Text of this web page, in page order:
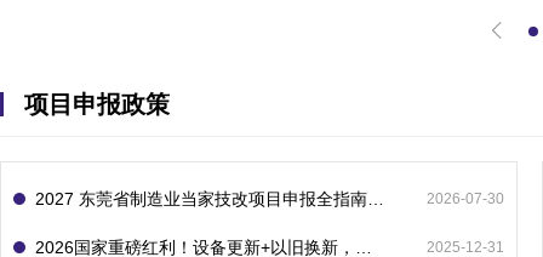
项目申报政策
2026-07-30
2025-12-31